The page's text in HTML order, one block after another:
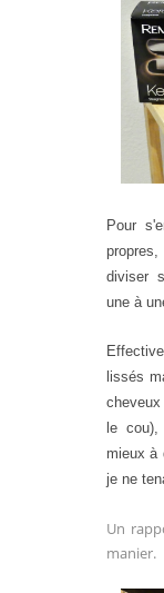
Pour
diviser
une à
lissés
le cou),
mieux à
je ne
Un
manier.